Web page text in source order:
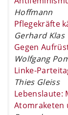
Hoffmann
Pflegekräfte
Gerhard Klas
Gegen
Wolfgang
Linke-
Thies Gleiss
Lebenslaute:
Atomraketen